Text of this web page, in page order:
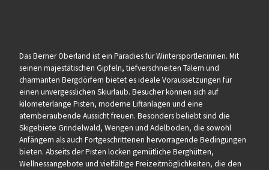
Das Berner Oberland ist ein Paradies für Wintersportler:innen. Mit
seinen majestätischen Gipfeln, tiefverschneiten Tälern und
charmanten Bergdörfern bietet es ideale Voraussetzungen für
einen unvergesslichen Skiurlaub. Besucher können sich auf
kilometerlange Pisten, moderne Liftanlagen und eine
atemberaubende Aussicht freuen. Besonders beliebt sind die
Skigebiete Grindelwald, Wengen und Adelboden, die sowohl
Anfängern als auch Fortgeschrittenen hervorragende Bedingungen
bieten. Abseits der Pisten locken gemütliche Berghütten,
Wellnessangebote und vielfältige Freizeitmöglichkeiten, die den